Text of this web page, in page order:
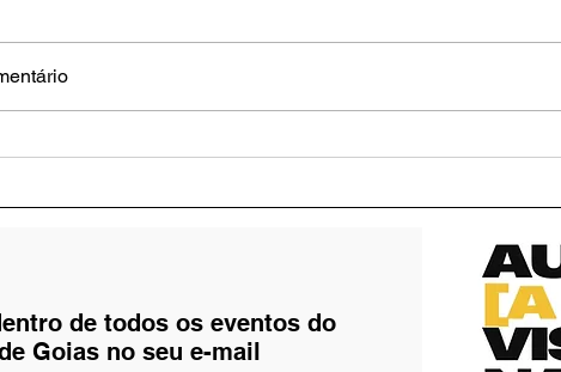
de todos os eventos do
Goias no seu e-mail